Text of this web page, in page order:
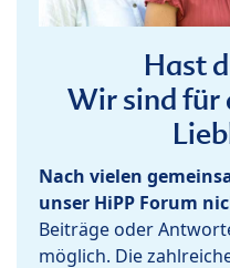
Hast
Wir sind für
Nach vielen
unser HiPP Forum
Beiträge oder
möglich. Die